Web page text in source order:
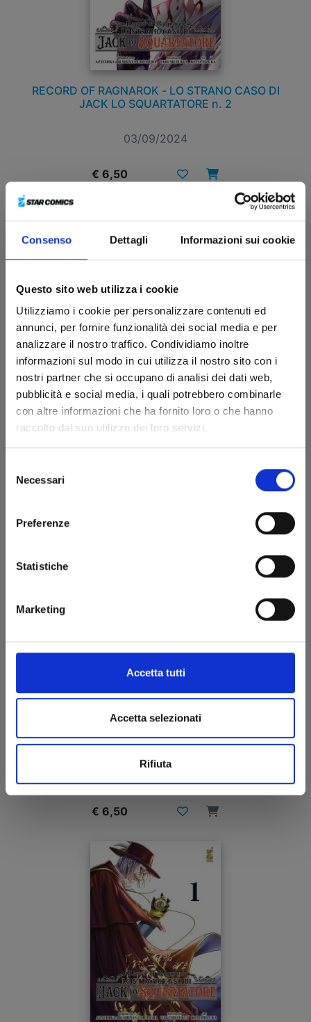
Consenso Dettagli Informazioni sui cookie
Questo sito web utilizza i cookie
Utilizziamo i cookie per personalizzare contenuti ed
annunci, per fornire funzionalità dei social media e per
analizzare il nostro traffico. Condividiamo inoltre
informazioni sul modo in cui utilizza il nostro sito con i
nostri partner che si occupano di analisi dei dati web,
pubblicità e social media, i quali potrebbero combinarle
con altre informazioni che ha fornito loro o che hanno
raccolto dal suo utilizzo dei loro servizi.
delNecessari
Preferenze
Statistiche
Marketing
Accetta tutti
Accetta selezionati
Rifiuta
RECORD OF RAGNAROK - LO STRANO CASO DI
JACK LO SQUARTATORE n. 2
03/09/2024
€ 6,50
RECORD OF RAGNAROK n. 20
€ 6,50